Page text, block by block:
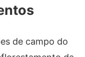
de campo do